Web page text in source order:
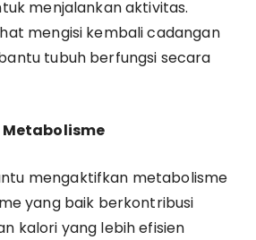
menjalankan aktivitas.
mengisi kembali cadangan
tubuh berfungsi secara
mengaktifkan metabolisme
yang baik berkontribusi
kalori yang lebih efisien